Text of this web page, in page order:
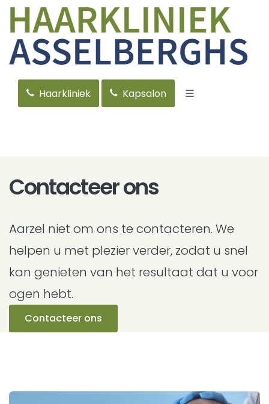
Haarkliniek Kapsalon
Contacteer ons
Aarzel niet om ons te contacteren. We
helpen u met plezier verder, zodat u snel
kan genieten van het resultaat dat u voor
ogen hebt.
Contacteer ons